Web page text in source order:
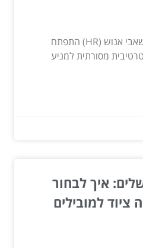
בנוף הארגוני העכשווי, משאבי אנוש (HR) התפתח
מסורתית למניע
איך לבחור
ציוד למובילים